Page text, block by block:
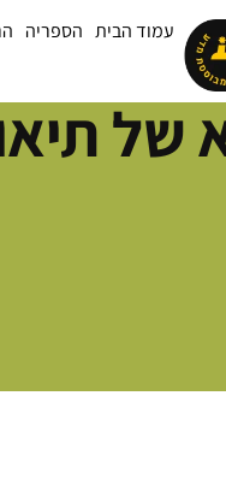
עמוד הבית הספריה